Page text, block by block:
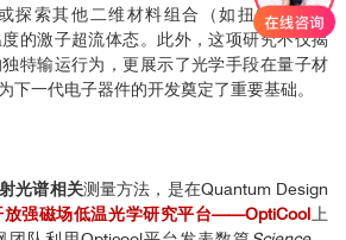
探索其他二维材料组合（如扭曲双层结
的激子超流体态。此外，这项研究不仅揭
特输运行为，更展示了光学手段在量子材
下一代电子器件的开发奠定了重要基础。
光谱相关测量方法，是在Quantum Design
放强磁场低温光学研究平台——OptiCool 上